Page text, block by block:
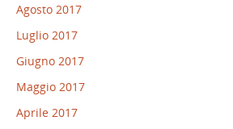
Agosto 2017
Luglio 2017
Giugno 2017
Maggio 2017
Aprile 2017